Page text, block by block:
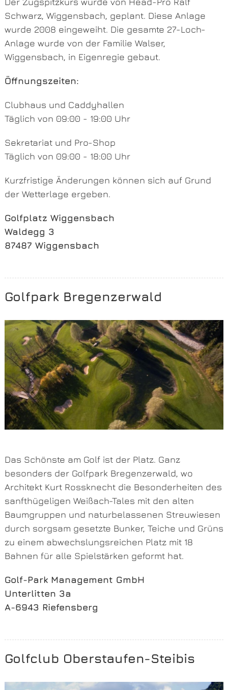
Schwarz, Wiggensbach, geplant. Diese Anlage
wurde 2008 eingeweiht. Die gesamte 27-Loch-
Anlage wurde von der Familie Walser,
Wiggensbach, in Eigenregie gebaut.
Öffnungszeiten:
Clubhaus und Caddyhallen
Täglich von 09:00 - 19:00 Uhr
Sekretariat und Pro-Shop
Täglich von 09:00 - 18:00 Uhr
Kurzfristige Änderungen können sich auf Grund
der Wetterlage ergeben.
Golfplatz Wiggensbach
Waldegg 3
87487 Wiggensbach
Golfpark Bregenzerwald
Das Schönste am Golf ist der Platz. Ganz
besonders der Golfpark Bregenzerwald, wo
Architekt Kurt Rossknecht die Besonderheiten des
sanfthügeligen Weißach-Tales mit den alten
Baumgruppen und naturbelassenen Streuwiesen
durch sorgsam gesetzte Bunker, Teiche und Grüns
zu einem abwechslungsreichen Platz mit 18
Bahnen für alle Spielstärken geformt hat.
Golf-Park Management GmbH
Unterlitten 3a
A-6943 Riefensberg
Golfclub Oberstaufen-Steibis